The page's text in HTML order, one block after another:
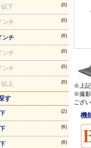
以下 (0)
ンチ (0)
ンチ (6)
ンチ (0)
ンチ (0)
以上 (0)
す
(2)
(6)
(6)
※上記
※撮影
ござ
機